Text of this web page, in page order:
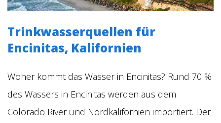
Trinkwasserquellen für
Encinitas, Kalifornien
Woher kommt das Wasser in Encinitas? Rund 70 %
des Wassers in Encinitas werden aus dem
Colorado River und Nordkalifornien importiert. Der